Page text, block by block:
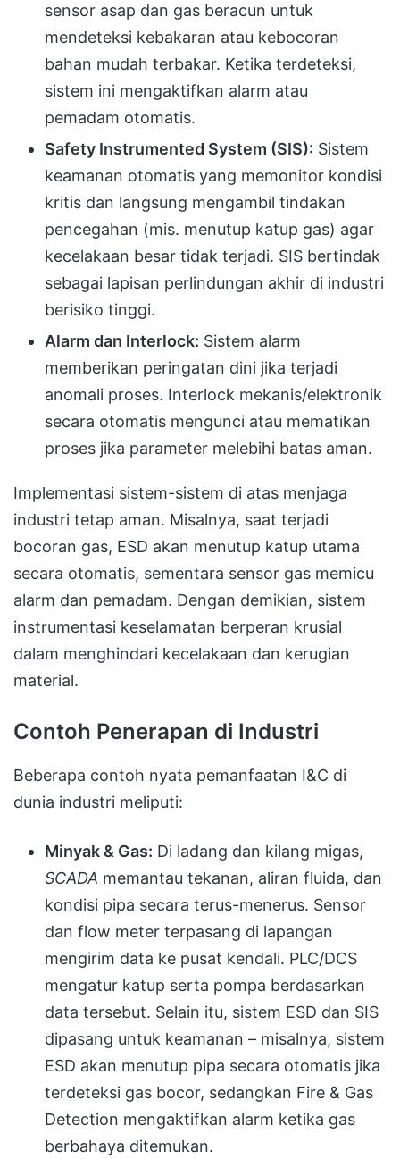
sensor asap dan gas beracun untuk
mendeteksi kebakaran atau kebocoran
bahan mudah terbakar. Ketika terdeteksi,
sistem ini mengaktifkan alarm atau
pemadam otomatis.
Safety Instrumented System (SIS): Sistem
keamanan otomatis yang memonitor kondisi
kritis dan langsung mengambil tindakan
pencegahan (mis. menutup katup gas) agar
kecelakaan besar tidak terjadi. SIS bertindak
sebagai lapisan perlindungan akhir di industri
berisiko tinggi.
Alarm dan Interlock: Sistem alarm
memberikan peringatan dini jika terjadi
anomali proses. Interlock mekanis/elektronik
secara otomatis mengunci atau mematikan
proses jika parameter melebihi batas aman.
Implementasi sistem-sistem di atas menjaga
industri tetap aman. Misalnya, saat terjadi
bocoran gas, ESD akan menutup katup utama
secara otomatis, sementara sensor gas memicu
alarm dan pemadam. Dengan demikian, sistem
instrumentasi keselamatan berperan krusial
dalam menghindari kecelakaan dan kerugian
material.
Contoh Penerapan di Industri
Beberapa contoh nyata pemanfaatan I&C di
dunia industri meliputi:
Minyak & Gas: Di ladang dan kilang migas,
SCADA memantau tekanan, aliran fluida, dan
kondisi pipa secara terus-menerus. Sensor
dan flow meter terpasang di lapangan
mengirim data ke pusat kendali. PLC/DCS
mengatur katup serta pompa berdasarkan
data tersebut. Selain itu, sistem ESD dan SIS
dipasang untuk keamanan – misalnya, sistem
ESD akan menutup pipa secara otomatis jika
terdeteksi gas bocor, sedangkan Fire & Gas
Detection mengaktifkan alarm ketika gas
berbahaya ditemukan.